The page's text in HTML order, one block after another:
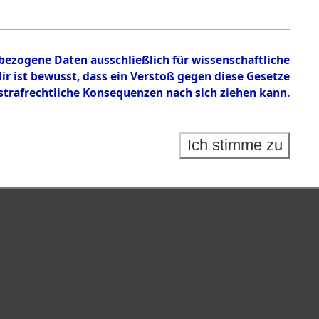
Daten ausschließlich für wissenschaftliche
bewusst, dass ein Verstoß gegen diese Gesetze
Konsequenzen nach sich ziehen kann.
Ich stimme zu